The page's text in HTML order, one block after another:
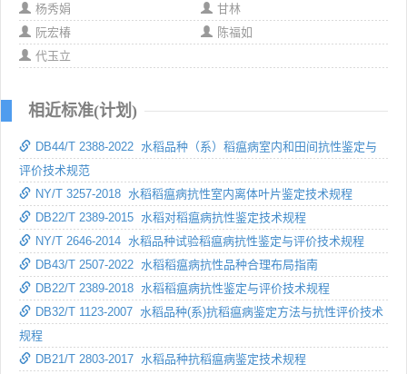
杨秀娟
甘林
阮宏椿
陈福如
代玉立
相近标准(计划)
DB44/T 2388-2022 水稻品种（系）稻瘟病室内和田间抗性鉴定与
评价技术规范
NY/T 3257-2018 水稻稻瘟病抗性室内离体叶片鉴定技术规程
DB22/T 2389-2015 水稻对稻瘟病抗性鉴定技术规程
NY/T 2646-2014 水稻品种试验稻瘟病抗性鉴定与评价技术规程
DB43/T 2507-2022 水稻稻瘟病抗性品种合理布局指南
DB22/T 2389-2018 水稻稻瘟病抗性鉴定与评价技术规程
DB32/T 1123-2007 水稻品种(系)抗稻瘟病鉴定方法与抗性评价技术
规程
DB21/T 2803-2017 水稻品种抗稻瘟病鉴定技术规程